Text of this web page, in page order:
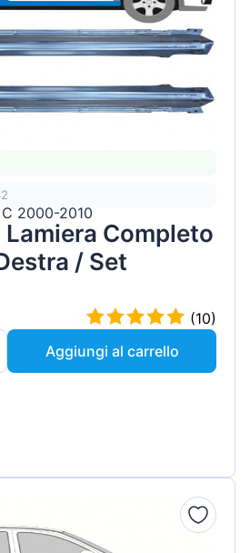
C 2000-2010
Completo
/ Set
(10)
Aggiungi al carrello